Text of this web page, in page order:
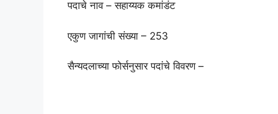
पदाचे नाव – सहाय्यक कमांडंट
एकुण जागांची संख्या – 253
सैन्यदलाच्या फोर्सनुसार पदांचे विवरण –